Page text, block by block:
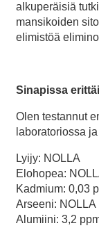
alkuperäisiä
mansikoiden
elimistöä
Sinapissa
Olen testannut
laboratoriossa
Lyijy: NOLLA
Elohopea:
Kadmium: 0,03
Arseeni: NOLLA
Alumiini: 3,2